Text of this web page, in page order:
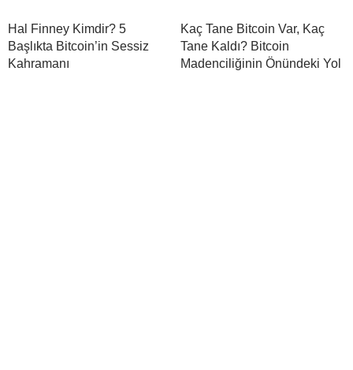
Hal Finney Kimdir? 5
Başlıkta Bitcoin’in Sessiz
Kahramanı
Kaç Tane Bitcoin Var, Kaç
Tane Kaldı? Bitcoin
Madenciliğinin Önündeki Yol